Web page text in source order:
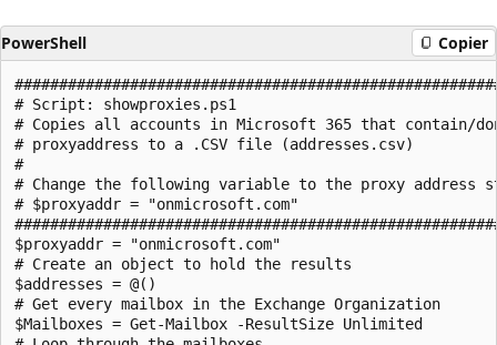
PowerShell Copier
# Script: showproxies.ps1
# Copies all accounts in Microsoft 365 that contain/
# proxyaddress to a .CSV file (addresses.csv)
#
# Change the following variable to the proxy address
# $proxyaddr = "onmicrosoft.com"
$proxyaddr = "onmicrosoft.com"
# Create an object to hold the results
$addresses = @()
# Get every mailbox in the Exchange Organization
$Mailboxes = Get-Mailbox -ResultSize Unlimited